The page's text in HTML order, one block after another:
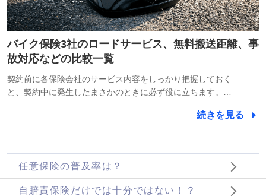
バイク保険3社のロードサービス、無料搬送距離、事
故対応などの比較一覧
契約前に各保険会社のサービス内容をしっかり把握しておく
と、契約中に発生したまさかのときに必ず役に立ちます。…
続きを見る
任意保険の普及率は？
自賠責保険だけでは十分ではない！？